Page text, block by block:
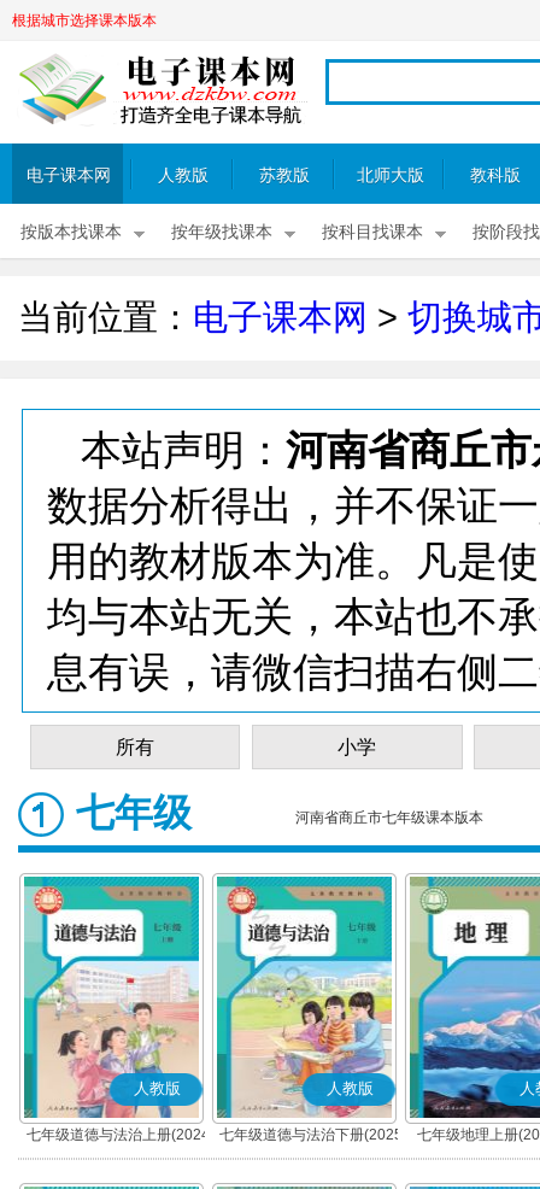
根据城市选择课本版本
电子课本网 人教版 苏教版 北师大版 教科版
按版本找课本 按年级找课本 按科目找课本 按阶段
当前位置： 电子课本网 > 切换城
本站声明： 河南省商丘
数据分析得出，并不保证
用的教材版本为准。凡是
均与本站无关，本站也不
息有误，请微信扫描右侧
所有 小学
七年级 河南省商丘市七年级课本版本
人教版
七年级道德与法治上册(2024
秋版)(部编版)
人教版
七年级道德与法治下册(2025
春版)(部编版)
人
七年级地理上册